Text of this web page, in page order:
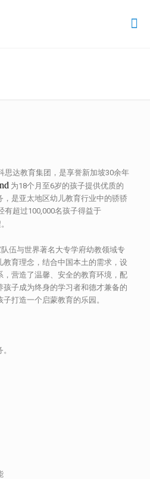
达教育集团，是享誉新加坡30余年
为18个月至6岁的孩子提供优质的
是亚太地区幼儿教育行业中的骄骄
有超过100,000名孩子得益于
伍与世界著名大专学府幼教领域专
育理念，结合中国本土的需求，设
营造了温馨、安全的教育环境，配
子成为终身的学习者和德才兼备的
打造一个启蒙教育的乐园。